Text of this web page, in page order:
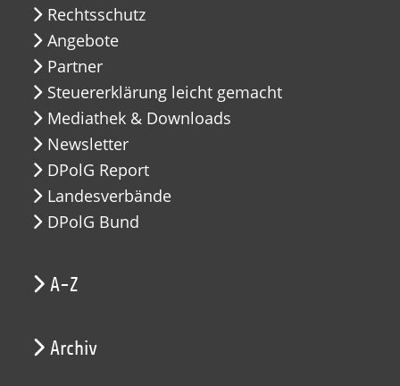
Rechtsschutz
Angebote
Partner
Steuererklärung leicht gemacht
Mediathek & Downloads
Newsletter
DPolG Report
Landesverbände
DPolG Bund
A-Z
Archiv